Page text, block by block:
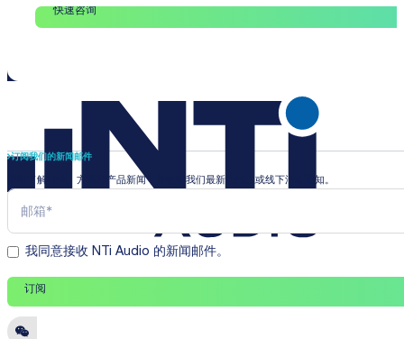
快速咨询
订阅我们的新闻邮件
即时了解行业、方案和产品新闻，并收到我们最新的线上或线下活动通知。
我同意接收 NTi Audio 的新闻邮件。
订阅